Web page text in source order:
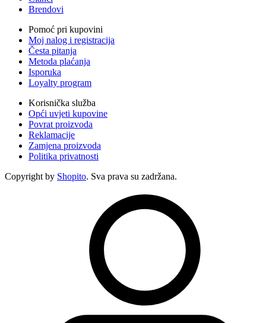
Brendovi
Pomoć pri kupovini
Moj nalog i registracija
Česta pitanja
Metoda plaćanja
Isporuka
Loyalty program
Korisnička služba
Opći uvjeti kupovine
Povrat proizvoda
Reklamacije
Zamjena proizvoda
Politika privatnosti
Copyright by Shopito. Sva prava su zadržana.